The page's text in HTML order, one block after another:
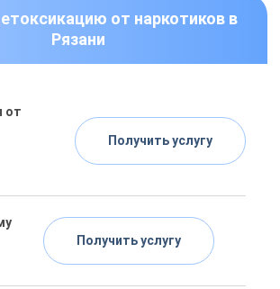
от наркотиков в
Рязани
от
Получить услугу
Получить услугу